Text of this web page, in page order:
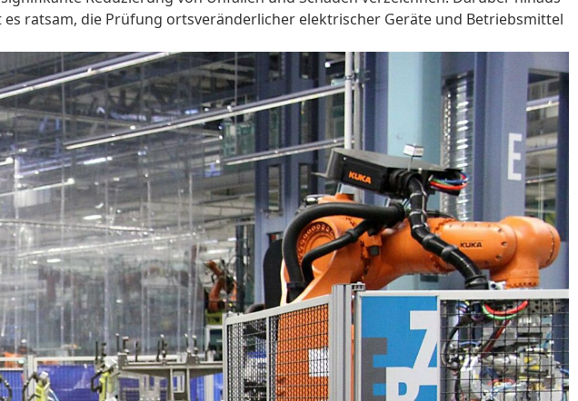
ratsam, die Prüfung ortsveränderlicher elektrischer Geräte und Betriebsmittel